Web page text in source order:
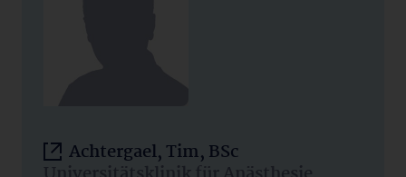
Achtergael, Tim, BSc